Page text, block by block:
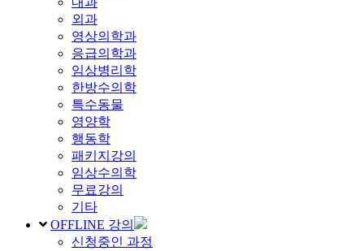
외과
영상의학과
응급의학과
임상병리학
한방수의학
특수동물
영양학
행동학
패키지강의
임상수의학
무료강의
기타
OFFLINE 강의
신청중인 과정